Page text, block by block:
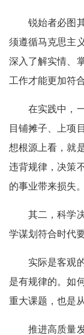
锐始者必图其
须遵循马克思主
深入了解实情、
工作才能更加符
在实践中，一
目铺摊子、上项
想根源上看，就
违背规律，决策
的事业带来损失。
其二，科学决
学谋划符合时代
实际是客观的
是有规律的。如
重大课题，也是
推进高质量发